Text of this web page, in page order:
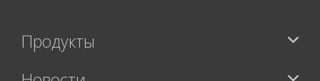
Продукты